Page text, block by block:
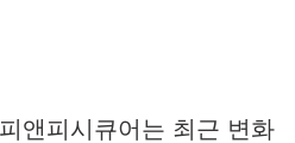
앤피시큐어는 최근 변화